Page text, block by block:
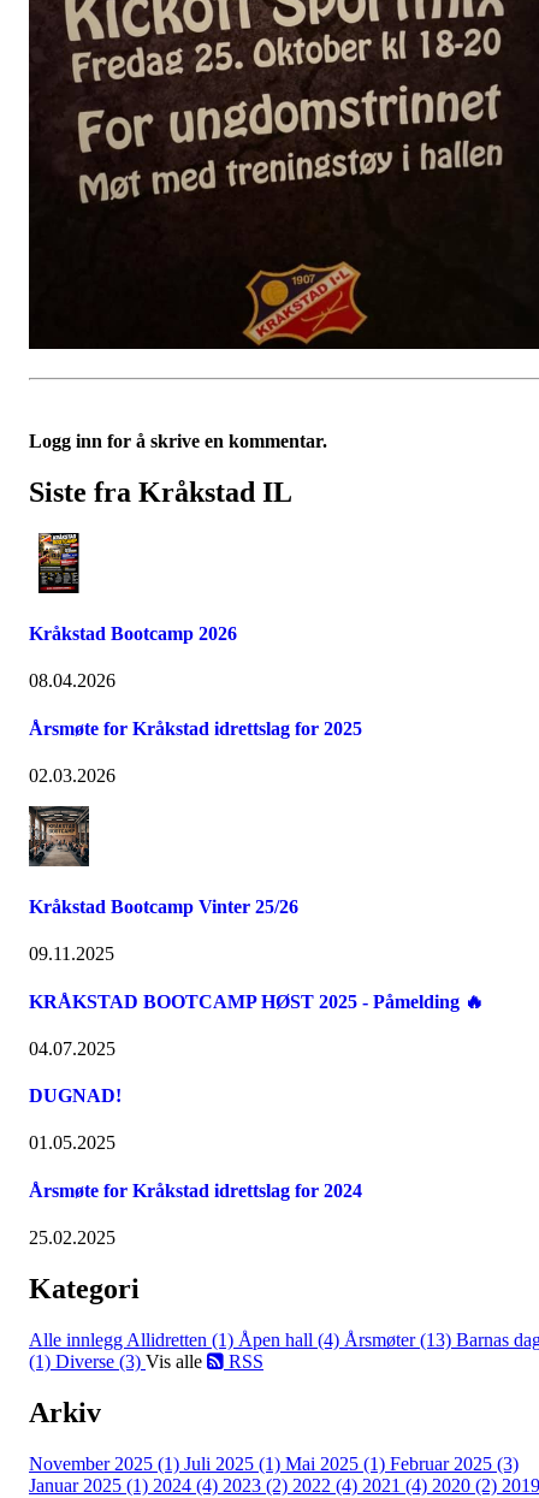
Logg inn for å skrive en kommentar.
Siste fra Kråkstad IL
Kråkstad Bootcamp 2026
08.04.2026
Årsmøte for Kråkstad idrettslag for 2025
02.03.2026
Kråkstad Bootcamp Vinter 25/26
09.11.2025
KRÅKSTAD BOOTCAMP HØST 2025 - Påmelding 🔥
04.07.2025
DUGNAD!
01.05.2025
Årsmøte for Kråkstad idrettslag for 2024
25.02.2025
Kategori
Alle innlegg Allidretten (1) Åpen hall (4) Årsmøter (13) Barnas
(1) Diverse (3) Vis alle RSS
Arkiv
November 2025 (1) Juli 2025 (1) Mai 2025 (1) Februar 2025 (3)
Januar 2025 (1) 2024 (4) 2023 (2) 2022 (4) 2021 (4) 2020 (2) 2019